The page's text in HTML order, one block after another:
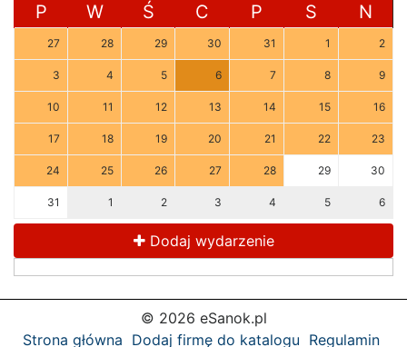
P W Ś C P S N
27 28 29 30 31 1 2
3 4 5 6 7 8 9
10 11 12 13 14 15 16
17 18 19 20 21 22 23
24 25 26 27 28 29 30
31 1 2 3 4 5 6
Dodaj wydarzenie
© 2026 eSanok.pl
Strona główna Dodaj firmę do katalogu Regulamin